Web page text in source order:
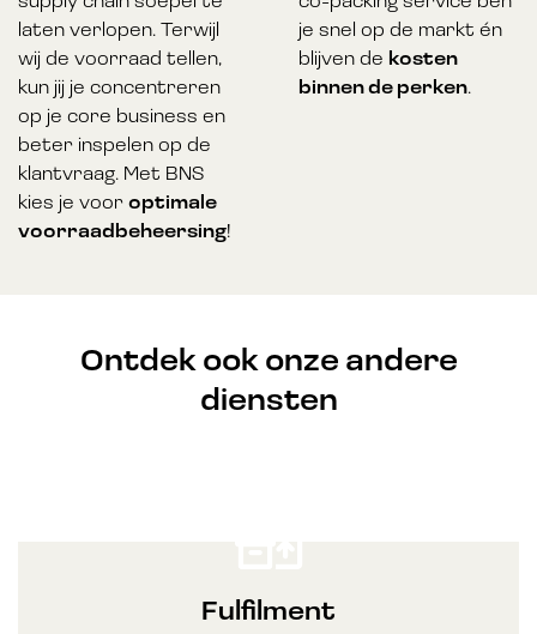
laten verlopen. Terwijl
wij de voorraad tellen,
kun jij je concentreren
op je core business en
beter inspelen op de
klantvraag. Met BNS
kies je voor optimale
voorraadbeheersing!
je snel op de markt én
blijven de kosten
binnen de perken.
Ontdek ook onze andere
diensten
Fulfilment